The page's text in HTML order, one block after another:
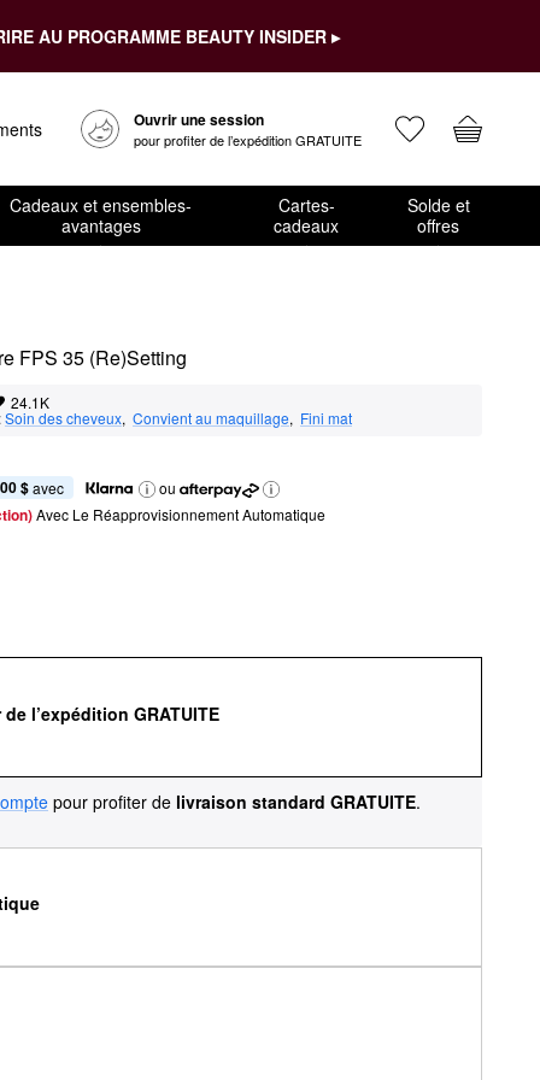
AU PROGRAMME BEAUTY INSIDER ▸
Ouvrir une session
pour profiter de l’expédition GRATUITE
Cadeaux et ensembles-
avantages
Cartes-
cadeaux
Solde et
offres
FPS 35 (Re)Setting
24.1K
Soin des cheveux, Convient au maquillage, Fini mat
$ avec ou
Avec Le Réapprovisionnement Automatique
l’expédition GRATUITE
pour profiter de livraison standard GRATUITE.